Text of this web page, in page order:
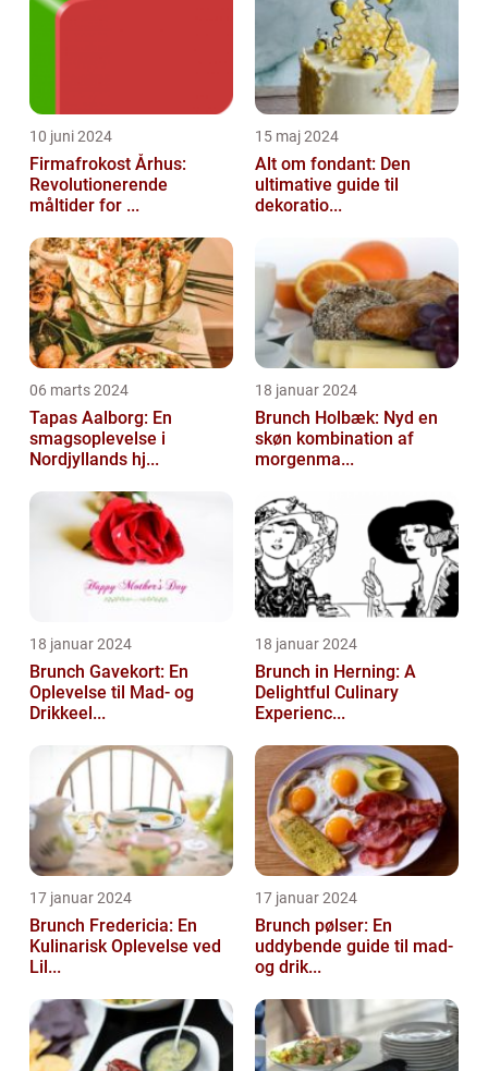
10 juni 2024
Firmafrokost Århus:
Revolutionerende
måltider for ...
15 maj 2024
Alt om fondant: Den
ultimative guide til
dekoratio...
06 marts 2024
Tapas Aalborg: En
smagsoplevelse i
Nordjyllands hj...
18 januar 2024
Brunch Holbæk: Nyd en
skøn kombination af
morgenma...
18 januar 2024
Brunch Gavekort: En
Oplevelse til Mad- og
Drikkeel...
18 januar 2024
Brunch in Herning: A
Delightful Culinary
Experienc...
17 januar 2024
Brunch Fredericia: En
Kulinarisk Oplevelse ved
Lil...
17 januar 2024
Brunch pølser: En
uddybende guide til mad-
og drik...